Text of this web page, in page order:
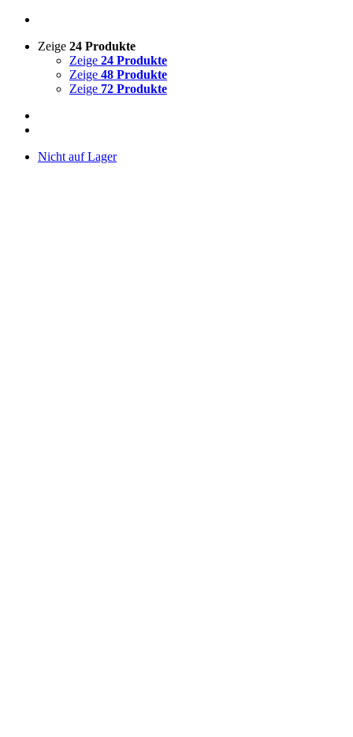
Zeige 24 Produkte
Zeige 24 Produkte
Zeige 48 Produkte
Zeige 72 Produkte
Nicht auf Lager